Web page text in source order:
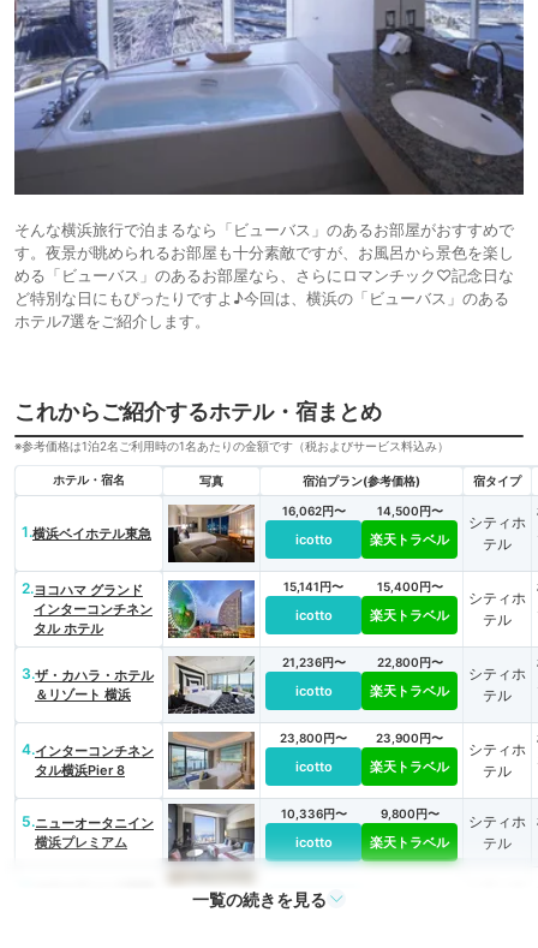
そんな横浜旅行で泊まるなら「ビューバス」のあるお部屋がおすすめで
す。夜景が眺められるお部屋も十分素敵ですが、お風呂から景色を楽し
める「ビューバス」のあるお部屋なら、さらにロマンチック♡記念日な
ど特別な日にもぴったりですよ♪今回は、横浜の「ビューバス」のある
ホテル7選をご紹介します。
これからご紹介するホテル・宿まとめ
※参考価格は1泊2名ご利用時の1名あたりの金額です（税およびサービス料込み）
ホテル・宿名 写真 宿泊プラン(参考価格) 宿タイプ
1.横浜ベイホテル東急
16,062円〜
icotto
14,500円〜
楽天トラベル
シティホ
テル
2.ヨコハマ グランド
インターコンチネン
タル ホテル
15,141円〜
icotto
15,400円〜
楽天トラベル
シティホ
テル
3.ザ・カハラ・ホテル
＆リゾート 横浜
21,236円〜
icotto
22,800円〜
楽天トラベル
シティホ
テル
4.インターコンチネン
タル横浜Pier 8
23,800円〜
icotto
23,900円〜
楽天トラベル
シティホ
テル
5.ニューオータニイン
横浜プレミアム
10,336円〜
icotto
9,800円〜
楽天トラベル
シティホ
テル
icotto
一覧の続きを見る